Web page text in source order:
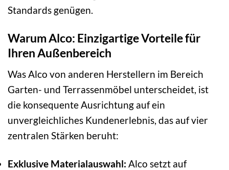
Standards genügen.
Warum Alco: Einzigartige Vorteile für
Ihren Außenbereich
Was Alco von anderen Herstellern im Bereich
Garten- und Terrassenmöbel unterscheidet, ist
die konsequente Ausrichtung auf ein
unvergleichliches Kundenerlebnis, das auf vier
zentralen Stärken beruht:
Exklusive Materialauswahl: Alco setzt auf